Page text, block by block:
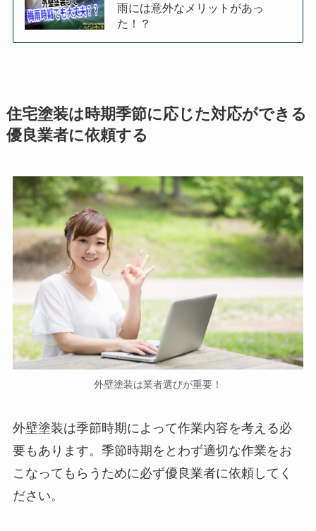
雨には意外なメリットがあっ
た！？
住宅塗装は時期季節に応じた対応ができる
優良業者に依頼する
外壁塗装は業者選びが重要！
外壁塗装は季節時期によって作業内容を考える必
要もあります。季節時期をとわず適切な作業をお
こなってもらうために必ず優良業者に依頼してく
ださい。